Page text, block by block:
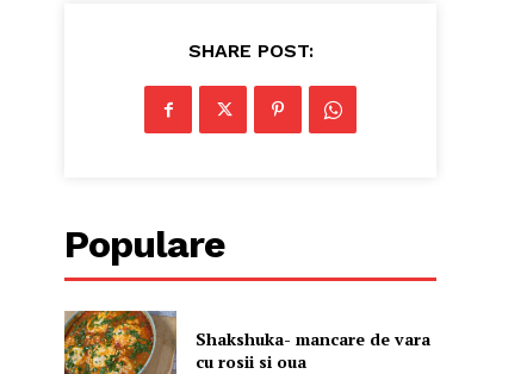
SHARE POST:
Populare
Shakshuka- mancare de vara
cu rosii si oua